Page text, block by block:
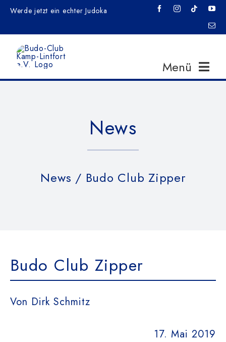
Zum
springen
Werde jetzt ein echter Judoka
Menü
Veranstaltungen
Kontakt
News
News / Budo Club Zipper
Budo Club Zipper
Von Dirk Schmitz
17. Mai 2019